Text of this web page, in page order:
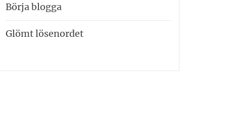
Börja blogga
Glömt lösenordet